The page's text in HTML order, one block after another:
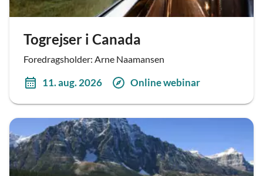
Togrejser i Canada
Foredragsholder: Arne Naamansen
11. aug. 2026 Online webinar